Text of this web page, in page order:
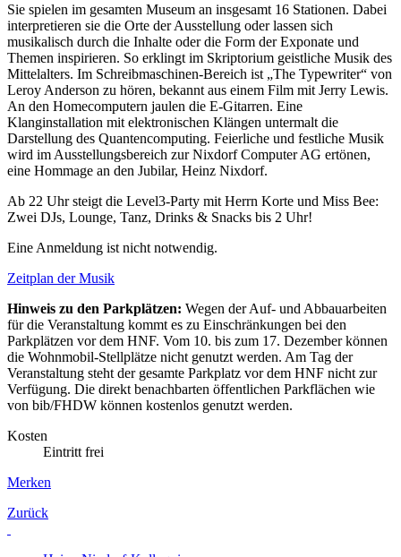
Sie spielen im gesamten Museum an insgesamt 16 Stationen. Dabei
interpretieren sie die Orte der Ausstellung oder lassen sich
musikalisch durch die Inhalte oder die Form der Exponate und
Themen inspirieren. So erklingt im Skriptorium geistliche Musik des
Mittelalters. Im Schreibmaschinen-Bereich ist „The Typewriter“ von
Leroy Anderson zu hören, bekannt aus einem Film mit Jerry Lewis.
An den Homecomputern jaulen die E-Gitarren. Eine
Klanginstallation mit elektronischen Klängen untermalt die
Darstellung des Quantencomputing. Feierliche und festliche Musik
wird im Ausstellungsbereich zur Nixdorf Computer AG ertönen,
eine Hommage an den Jubilar, Heinz Nixdorf.
Ab 22 Uhr steigt die Level3-Party mit Herrn Korte und Miss Bee:
Zwei DJs, Lounge, Tanz, Drinks & Snacks bis 2 Uhr!
Eine Anmeldung ist nicht notwendig.
Zeitplan der Musik
Hinweis zu den Parkplätzen: Wegen der Auf- und Abbauarbeiten
für die Veranstaltung kommt es zu Einschränkungen bei den
Parkplätzen vor dem HNF. Vom 10. bis zum 17. Dezember können
die Wohnmobil-Stellplätze nicht genutzt werden. Am Tag der
Veranstaltung steht der gesamte Parkplatz vor dem HNF nicht zur
Verfügung. Die direkt benachbarten öffentlichen Parkflächen wie
von bib/FHDW können kostenlos genutzt werden.
Kosten
Eintritt frei
Merken
Zurück